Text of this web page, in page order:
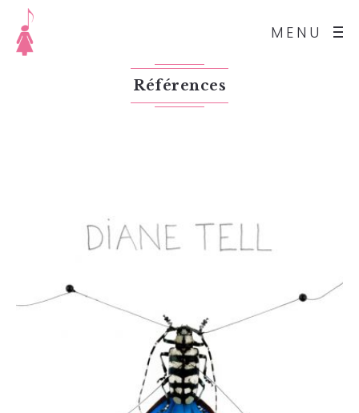
MENU
Références